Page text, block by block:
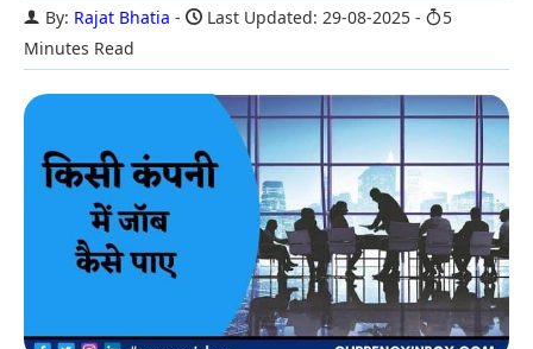
By: Rajat Bhatia Last Updated: 29-08-2025
5
Minutes Read